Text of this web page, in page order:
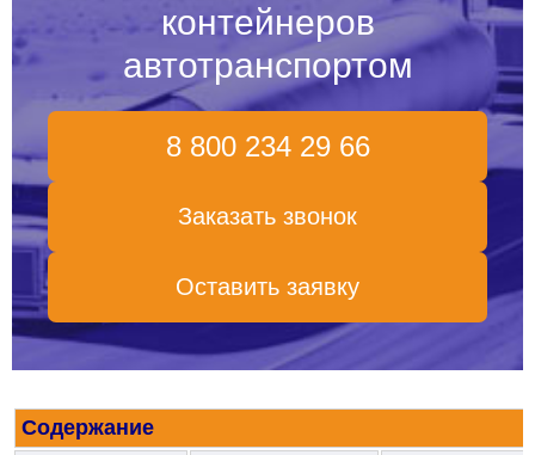
контейнеров
автотранспортом
8 800 234 29 66
Заказать звонок
Оставить заявку
Содержание